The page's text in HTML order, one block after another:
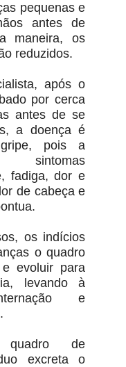
pequenas e
antes de
maneira, os
reduzidos.
após o
por cerca
antes de se
a doença é
pois a
sintomas
fadiga, dor e
de cabeça e
os indícios
o quadro
evoluir para
levando à
e
de
excreta o